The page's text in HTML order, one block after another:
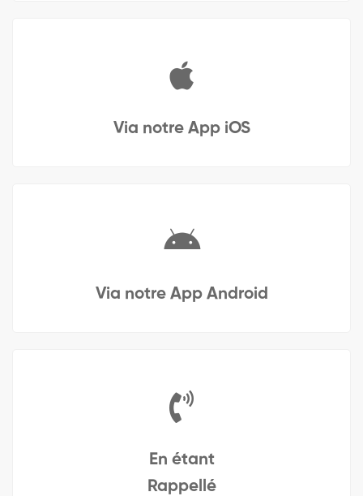
Via notre App iOS
Via notre App Android
En étant
Rappellé